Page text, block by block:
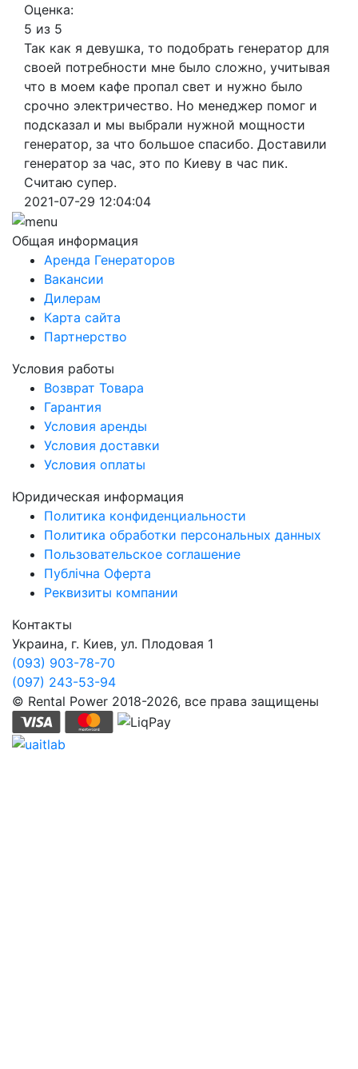
Оценка:
5 из 5
Так как я девушка, то подобрать генератор для
своей потребности мне было сложно, учитывая
что в моем кафе пропал свет и нужно было
срочно электричество. Но менеджер помог и
подсказал и мы выбрали нужной мощности
генератор, за что большое спасибо. Доставили
генератор за час, это по Киеву в час пик.
Считаю супер.
2021-07-29 12:04:04
Общая информация
Аренда Генераторов
Вакансии
Дилерам
Карта сайта
Партнерство
Условия работы
Возврат Товара
Гарантия
Условия аренды
Условия доставки
Условия оплаты
Юридическая информация
Политика конфиденциальности
Политика обработки персональных данных
Пользовательское соглашение
Публічна Оферта
Реквизиты компании
Контакты
Украина, г. Киев, ул. Плодовая 1
(093) 903-78-70
(097) 243-53-94
© Rental Power 2018-2026, все права защищены